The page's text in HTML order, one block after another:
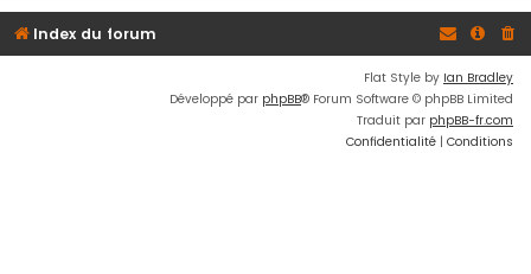
Index du forum
Flat Style by Ian Bradley
Développé par phpBB® Forum Software © phpBB Limited
Traduit par phpBB-fr.com
Confidentialité | Conditions